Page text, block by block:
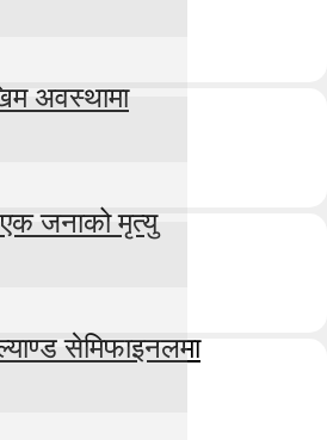
अवस्थामा
जनाको मृत्यु
सेमिफाइनलमा